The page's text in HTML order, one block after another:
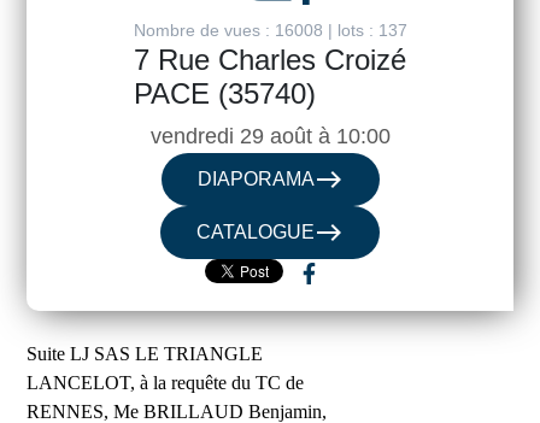
Nombre de vues : 16008 | lots : 137
7 Rue Charles Croizé
PACE (35740)
vendredi 29 août à 10:00
DIAPORAMAeast
CATALOGUEeast
Suite LJ SAS LE TRIANGLE
LANCELOT, à la requête du TC de
RENNES, Me BRILLAUD Benjamin,